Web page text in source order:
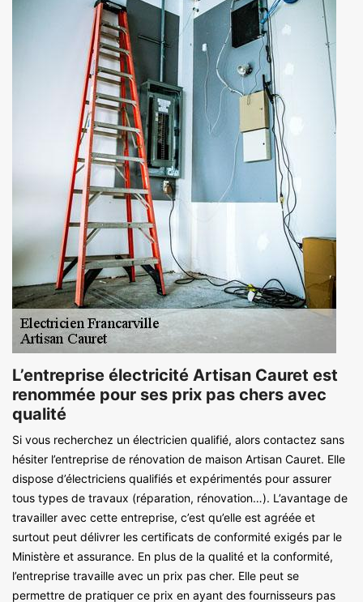
L’entreprise électricité Artisan Cauret est
renommée pour ses prix pas chers avec
qualité
Si vous recherchez un électricien qualifié, alors contactez sans
hésiter l’entreprise de rénovation de maison Artisan Cauret. Elle
dispose d’électriciens qualifiés et expérimentés pour assurer
tous types de travaux (réparation, rénovation…). L’avantage de
travailler avec cette entreprise, c’est qu’elle est agréée et
surtout peut délivrer les certificats de conformité exigés par le
Ministère et assurance. En plus de la qualité et la conformité,
l’entreprise travaille avec un prix pas cher. Elle peut se
permettre de pratiquer ce prix en ayant des fournisseurs pas